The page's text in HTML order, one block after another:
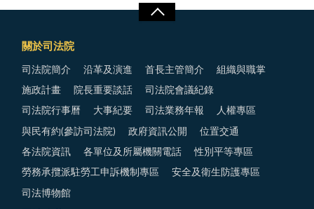
關於司法院
司法院簡介 沿革及演進 首長主管簡介 組織與職掌
施政計畫 院長重要談話 司法院會議紀錄
司法院行事曆 大事紀要 司法業務年報 人權專區
與民有約(參訪司法院) 政府資訊公開 位置交通
各法院資訊 各單位及所屬機關電話 性別平等專區
勞務承攬派駐勞工申訴機制專區 安全及衛生防護專區
司法博物館